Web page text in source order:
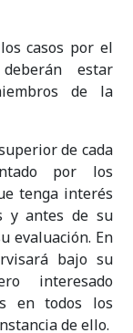
casos por el
estar
de la
de cada
por los
tenga interés
y antes de su
evaluación. En
bajo su
interesado
en todos los
de ello.